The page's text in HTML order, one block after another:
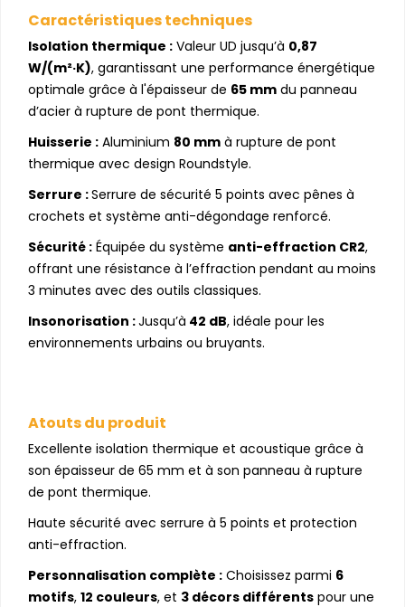
Caractéristiques techniques
Isolation thermique : Valeur UD jusqu’à 0,87
W/(m²·K), garantissant une performance énergétique
optimale grâce à l'épaisseur de 65 mm du panneau
d’acier à rupture de pont thermique.
Huisserie : Aluminium 80 mm à rupture de pont
thermique avec design Roundstyle.
Serrure :Serrure de sécurité 5 points avec pênes à
crochets et système anti-dégondage renforcé.
Sécurité : Équipée du système anti-effraction CR2,
offrant une résistance à l’effraction pendant au moins
3 minutes avec des outils classiques.
Insonorisation :Jusqu’à 42 dB, idéale pour les
environnements urbains ou bruyants.
Atouts du produit
Excellente isolation thermique et acoustique grâce à
son épaisseur de 65 mm et à son panneau à rupture
de pont thermique.
Haute sécurité avec serrure à 5 points et protection
anti-effraction.
Personnalisation complète : Choisissez parmi 6
motifs, 12 couleurs, et 3 décors différents pour une